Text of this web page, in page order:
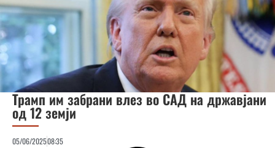
Трамп им забрани влез во САД на државјани
од 12 земји
05/06/202508:35